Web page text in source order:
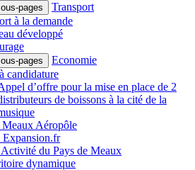
pages
Transport
à la demande
développé
pages
Economie
candidature
d’offre pour la mise en place de 2
de boissons à la cité de la
Aéropôle
Expansion.fr
du Pays de Meaux
dynamique